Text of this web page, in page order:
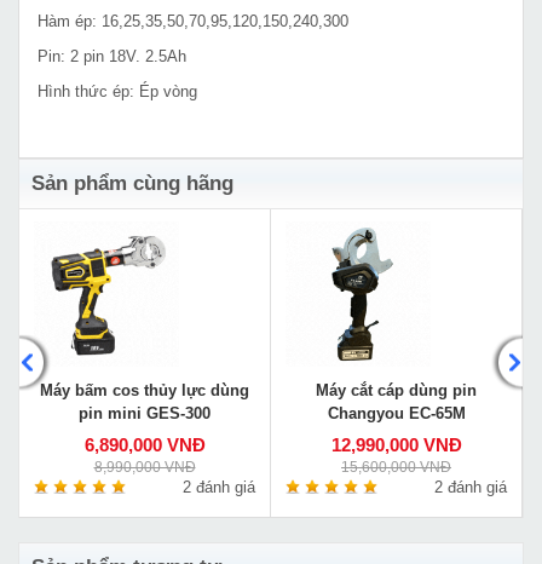
Hàm ép: 16,25,35,50,70,95,120,150,240,300
Pin: 2 pin 18V. 2.5Ah
Hình thức ép: Ép vòng
Sản phẩm cùng hãng
Máy bấm cos thủy lực dùng
pin mini GES-300
6,890,000 VNĐ
8,990,000 VNĐ
2 đánh giá
Máy cắt cáp dùng pin
Changyou EC-65M
12,990,000 VNĐ
15,600,000 VNĐ
2 đánh giá